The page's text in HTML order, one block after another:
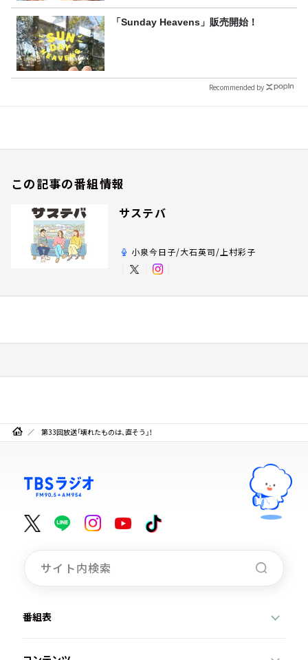
「Sunday Heavens」販売開始！
Recommended by
この記事の番組情報
サステバ
小泉今日子/大石英司/上村彩子
第33回放送「壊れたものは、直そう」！
番組表